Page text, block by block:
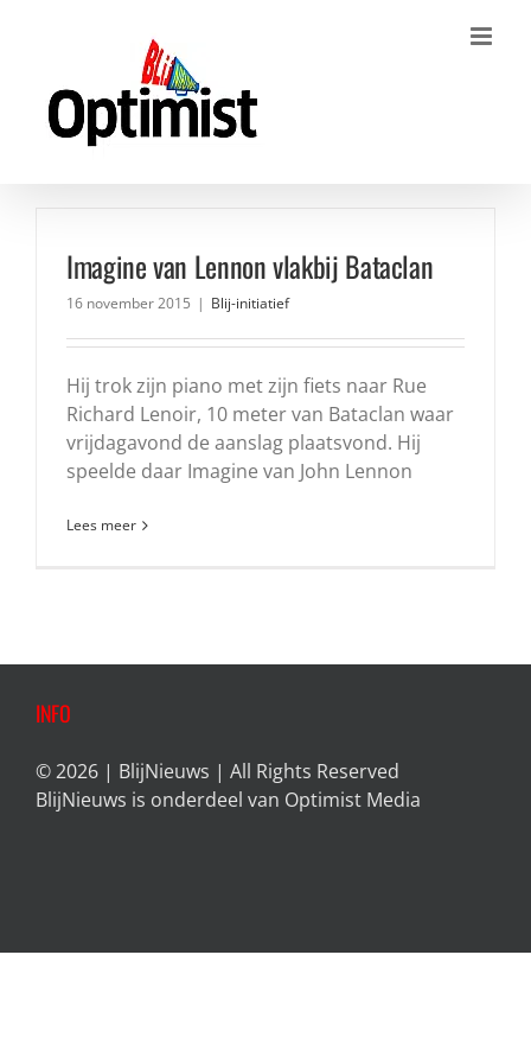
Imagine van Lennon vlakbij Bataclan
16 november 2015 | Blij-initiatief
Hij trok zijn piano met zijn fiets naar Rue
Richard Lenoir, 10 meter van Bataclan waar
vrijdagavond de aanslag plaatsvond. Hij
speelde daar Imagine van John Lennon
Lees meer
INFO
© 2026 | BlijNieuws | All Rights Reserved
BlijNieuws is onderdeel van Optimist Media